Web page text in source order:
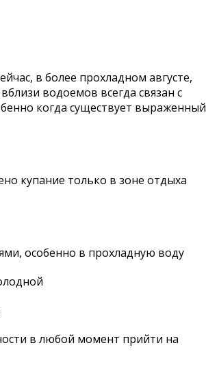
в более прохладном августе,
водоемов всегда связан с
когда существует выраженный
купание только в зоне отдыха
особенно в прохладную воду
в любой момент прийти на